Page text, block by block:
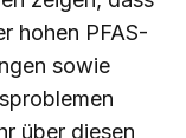
hohen PFAS-
sowie
über diesen